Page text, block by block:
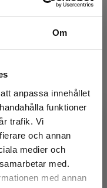
Om
anpassa innehållet
funktioner
trafik. Vi
och annan
medier och
med.
med annan
för